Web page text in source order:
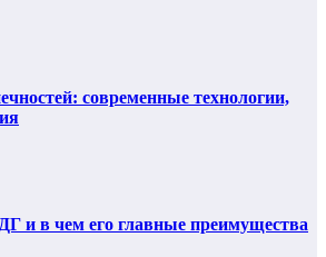
современные технологии,
и в чем его главные преимущества